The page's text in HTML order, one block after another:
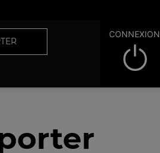
CONNEXION